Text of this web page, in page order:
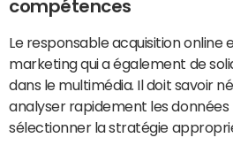
compétences
Le responsable acquisition online
marketing qui a également de
dans le multimédia. Il doit savoir
analyser rapidement les données
sélectionner la stratégie